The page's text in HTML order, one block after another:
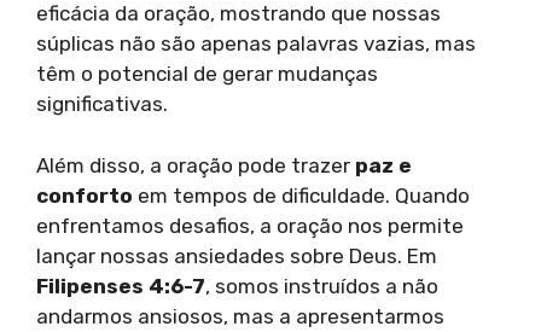
eficácia da oração, mostrando que nossas
súplicas não são apenas palavras vazias, mas
têm o potencial de gerar mudanças
significativas.
Além disso, a oração pode trazer paz e
conforto em tempos de dificuldade. Quando
enfrentamos desafios, a oração nos permite
lançar nossas ansiedades sobre Deus. Em
Filipenses 4:6-7, somos instruídos a não
andarmos ansiosos, mas a apresentarmos